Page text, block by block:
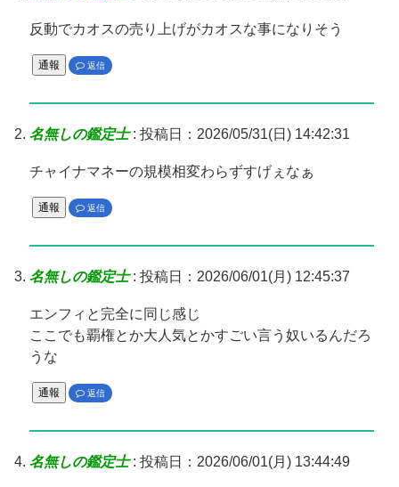
反動でカオスの売り上げがカオスな事になりそう
通報 返信
名無しの鑑定士: 投稿日：2026/05/31(日) 14:42:31
チャイナマネーの規模相変わらずすげぇなぁ
通報 返信
名無しの鑑定士: 投稿日：2026/06/01(月) 12:45:37
エンフィと完全に同じ感じ
ここでも覇権とか大人気とかすごい言う奴いるんだろ
うな
通報 返信
名無しの鑑定士: 投稿日：2026/06/01(月) 13:44:49